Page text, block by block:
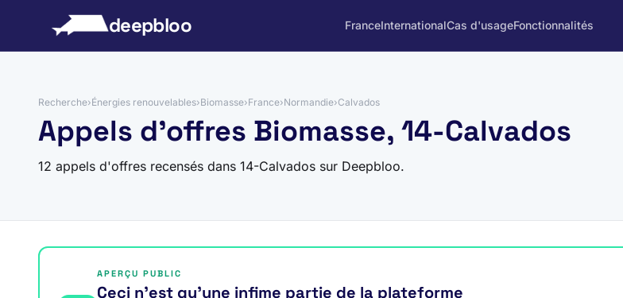
deepbloo FranceInternationalCas d'usageFonctionnalités
Recherche›Énergies renouvelables›Biomasse›France›Normandie›Calvados
Appels d'offres Biomasse, 14-Calvados
12 appels d'offres recensés dans 14-Calvados sur Deepbloo.
APERÇU PUBLIC
Ceci n’est qu’une infime partie de la plateforme